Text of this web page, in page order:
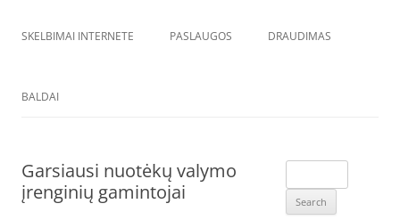
SKELBIMAI INTERNETE PASLAUGOS DRAUDIMAS
BALDAI
Garsiausi nuotėkų valymo
įrenginių gamintojai
for: